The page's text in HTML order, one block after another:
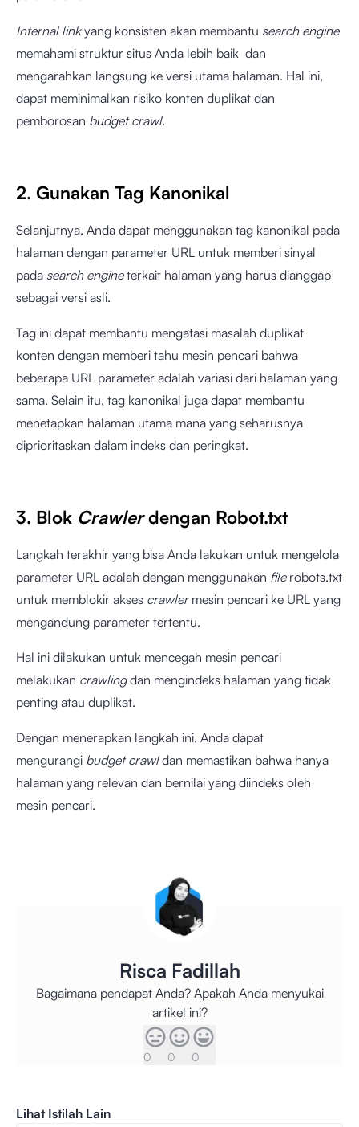
Internal linkyang konsisten akan membantu search engine
memahami struktur situs Anda lebih baik dan
mengarahkan langsung ke versi utama halaman. Hal ini,
dapat meminimalkan risiko konten duplikat dan
pemborosan budget crawl.
2. Gunakan Tag Kanonikal
Selanjutnya, Anda dapat menggunakan tag kanonikal pada
halaman dengan parameter URL untuk memberi sinyal
pada search engineterkait halaman yang harus dianggap
sebagai versi asli.
Tag ini dapat membantu mengatasi masalah duplikat
konten dengan memberi tahu mesin pencari bahwa
beberapa URL parameter adalah variasi dari halaman yang
sama. Selain itu, tag kanonikal juga dapat membantu
menetapkan halaman utama mana yang seharusnya
diprioritaskan dalam indeks dan peringkat.
3. Blok Crawlerdengan Robot.txt
Langkah terakhir yang bisa Anda lakukan untuk mengelola
parameter URL adalah dengan menggunakan file robots.txt
untuk memblokir akses crawlermesin pencari ke URL yang
mengandung parameter tertentu.
Hal ini dilakukan untuk mencegah mesin pencari
melakukan crawlingdan mengindeks halaman yang tidak
penting atau duplikat.
Dengan menerapkan langkah ini, Anda dapat
mengurangi budget crawldan memastikan bahwa hanya
halaman yang relevan dan bernilai yang diindeks oleh
mesin pencari.
Risca Fadillah
Bagaimana pendapat Anda? Apakah Anda menyukai
artikel ini?
0 0 0
Lihat Istilah Lain